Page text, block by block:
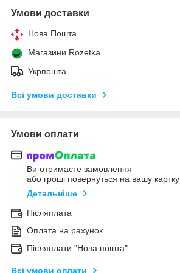
Умови доставки
Нова Пошта
Магазини Rozetka
Укрпошта
Всі умови доставки
Умови оплати
Ви отримаєте замовлення
або гроші повернуться на вашу картку
Детальніше
Післяплата
Оплата на рахунок
Післяплати "Нова пошта"
Всі умови оплати